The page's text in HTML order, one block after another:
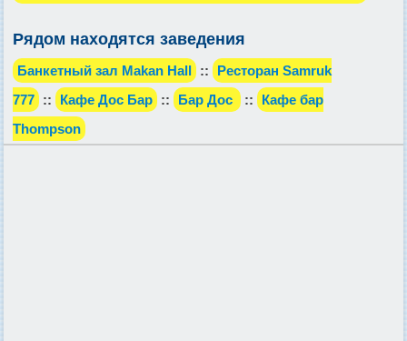
Рядом находятся заведения
Банкетный зал Makan Hall ::
Ресторан Samruk
777 :: Кафе Дос Бар :: Бар Дос ::
Кафе бар
Тhompson